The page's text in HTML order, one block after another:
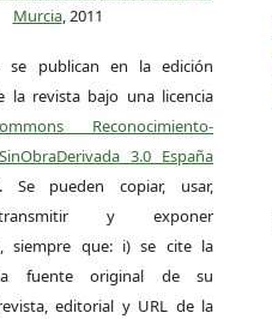
Murcia, 2011
se publican en la edición
la revista bajo una licencia
Reconocimiento-
3.0 España
Se pueden copiar, usar,
y exponer
siempre que: i) se cite la
fuente original de su
editorial y URL de la